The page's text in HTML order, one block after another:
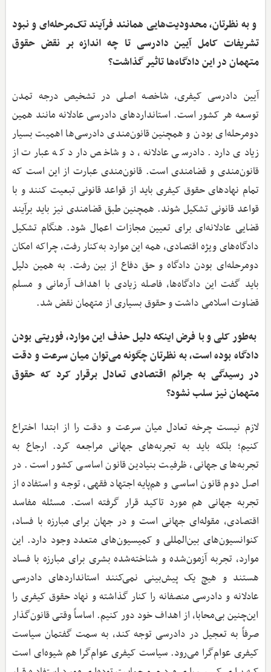
و به نظرتان، محدودیت‌هایی همانند فرآیند تک‌مرحله‌ای و نبود
تشریفات کامل آیین دادرسی تا چه اندازه بر نقض حقوق
متهمان در این دادگاه‌ها تاثیر گذاشت؟
آیین دادرسی کیفری، شاخصه اصلی در تشخیص درجه تمدن
توسعه هر کشور است. استانداردهای دادرسی عادلانه مانند همین
دومرحله‌ای بودن و همچنین قانون‌مندی دادرسی‌ها اهمیت بسیار
زیادی دارد. دادرسی عادلانه، دو شاخص دارد که عبارت از
قانون‌مندی و قضامندی است. قانون‌مندی عبارت از این است که
تمام نهادهای حقوق کیفری باید از قواعد قانونی تبعیت کنند و با
قواعد قانونی تشکیل شوند. همچنین طبق قضامندی نیز باید برآیند
قضایی عادلانه‌ای برای تعیین مجازات اعمال شود. هنگام تشکیل
دادگاه‌های ویژه اقتصادی، همه این موارد به‌کنار رفت، چراکه امکان
دومرحله‌ای بودن دادگاه و حق دفاع از بین رفت. به همین دلیل
باید گفت این دادگاه‌ها، فاصله زیادی با اهداف آرمانی و مسلم
قضاوت اسلامی داشت و حقوق بسیاری از متهمان نقض شد.
به‌طور کلی و با فرض اینکه دلیل حذف این موارد، فوریتی بودن
دادگاه بوده است، به نظرتان چگونه می‌توان میان سرعت و دقت
در رسیدگی به جرائم اقتصادی تعادل برقرار کرد که حقوق
متهمان نیز سلب نشود؟
لازم نیست چرخه تعادل میان سرعت و دقت را از ابتدا اختراع
کنیم؛ بلکه باید به تجربه‌های جهانی مراجعه کرد. ارجاع به
تجربه‌های جهانی، ظرفیت بنیادین قانون اساسی کشور است. در
اصل دوم قانون اساسی و هم‌پایه اجتهاد فقهی، توجه و استفاده از
تجربه جهانی هم مورد تاکید قرار گرفته است. مسئله مفاسد
اقتصادی، مقوله‌ای جهانی است و در جهان برای مبارزه با فساد،
کنوانسیون‌های بین‌المللی و کمیسیون‌های متعدد وجود دارد. این
موارد، تجربه آزمون‌شده و شناخته‌شده بشری برای مبارزه با فساد
هستند و هیچ یک پیش‌بینی نمی‌کنند استانداردهای دادرسی
عادلانه و دادرسی منصفانه را کنار گذاشته و نهاد حقوق کیفری را
این‌چنین بی‌محابا، از اهداف خود دور کنیم. اساساً وقتی قانون‌گذار
صرفاً به تعجیل در دادرسی توجه کند، به سمت گفتمان سیاست
کیفری عوام‌گرا می‌رود. سیاست کیفری عوام‌گرا هم شیوه‌ای است